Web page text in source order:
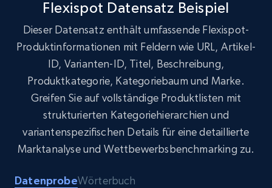
Target
URL, Product id, Title, Product description,
Rating, Reviews count, Initial price, Discount,
and more.
eCommerce
1.3K+ 175+ Jetzt kaufen
Flexispot Datensatz Beispiel
Dieser Datensatz enthält umfassende Flexispot-
Produktinformationen mit Feldern wie URL, Artikel-
ID, Varianten-ID, Titel, Beschreibung,
Produktkategorie, Kategoriebaum und Marke.
Greifen Sie auf vollständige Produktlisten mit
strukturierten Kategoriehierarchien und
variantenspezifischen Details für eine detaillierte
Marktanalyse und Wettbewerbsbenchmarking zu.
DatenprobeWörterbuch